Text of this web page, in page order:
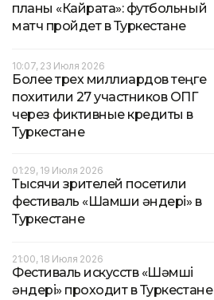
планы «Кайрата»: футбольный
матч пройдет в Туркестане
10:07, 23 Июля 2026
Более трех миллиардов теңге
похитили 27 участников ОПГ
через фиктивные кредиты в
Туркестане
01:29, 19 Июля 2026
Тысячи зрителей посетили
фестиваль «Шамши әндері» в
Туркестане
21:00, 18 Июля 2026
Фестиваль искусств «Шәмші
әндері» проходит в Туркестане